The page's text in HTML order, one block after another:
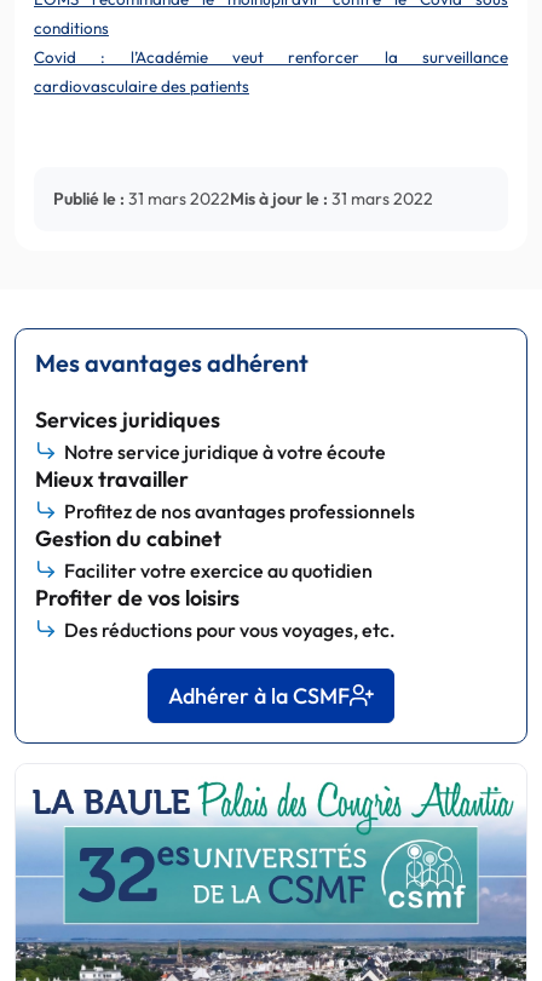
conditions
Covid : l’Académie veut renforcer la surveillance
cardiovasculaire des patients
Publié le : 31 mars 2022Mis à jour le : 31 mars 2022
Mes avantages adhérent
Services juridiques
Notre service juridique à votre écoute
Mieux travailler
Profitez de nos avantages professionnels
Gestion du cabinet
Faciliter votre exercice au quotidien
Profiter de vos loisirs
Des réductions pour vous voyages, etc.
Adhérer à la CSMF